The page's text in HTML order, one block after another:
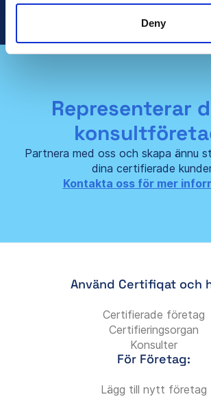
Deny
Representerar
Partnera med oss och skapa ännu
dina certifierade
Kontakta oss för mer
Använd Certifiqat och
Certifierade företag
Certifieringsorgan
Konsulter
För Företag:
Lägg till nytt företag